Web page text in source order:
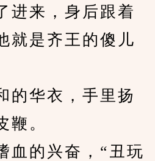
进来，身后跟着
就是齐王的傻儿
华衣，手里扬
鞭。
的兴奋，“丑玩